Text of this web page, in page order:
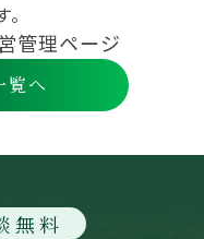
管理ページ
覧へ
無料